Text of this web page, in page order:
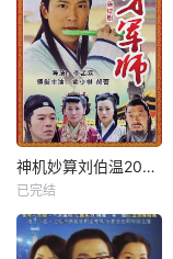
神机妙算刘伯温2006
已完结